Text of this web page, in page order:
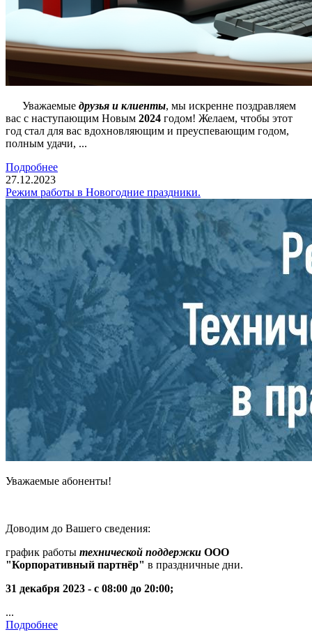
Уважаемые друзья и клиенты, мы искренне поздравляем
вас с наступающим Новым 2024 годом! Желаем, чтобы этот
год стал для вас вдохновляющим и преуспевающим годом,
полным удачи, ...
Подробнее
27.12.2023
Режим работы в Новогодние праздники.
Уважаемые абоненты!
Доводим до Вашего сведения:
график работы технической поддержки ООО
"Корпоративный партнёр" в праздничные дни.
31 декабря 2023 - с 08:00 до 20:00;
...
Подробнее